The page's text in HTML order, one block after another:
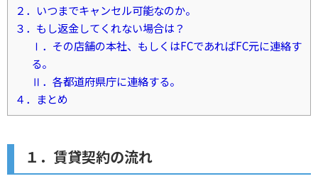
２．いつまでキャンセル可能なのか。
３．もし返金してくれない場合は？
Ⅰ．その店舗の本社、もしくはFCであればFC元に連絡す
る。
Ⅱ．各都道府県庁に連絡する。
４．まとめ
１．賃貸契約の流れ